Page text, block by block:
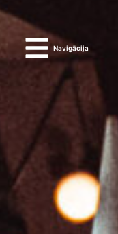
Navigācija